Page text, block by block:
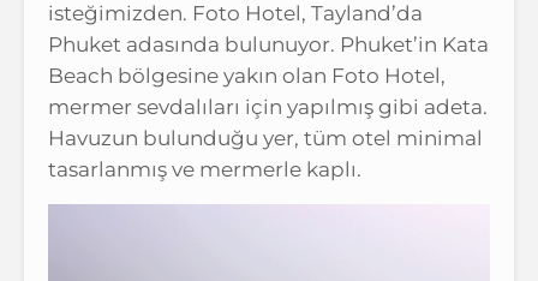
isteğimizden. Foto Hotel, Tayland’da
Phuket adasında bulunuyor. Phuket’in Kata
Beach bölgesine yakın olan Foto Hotel,
mermer sevdalıları için yapılmış gibi adeta.
Havuzun bulunduğu yer, tüm otel minimal
tasarlanmış ve mermerle kaplı.